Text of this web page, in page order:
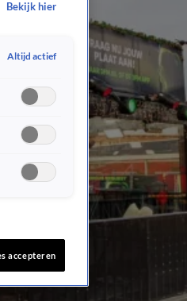
Bekijk hier
Altijd actief
accepteren